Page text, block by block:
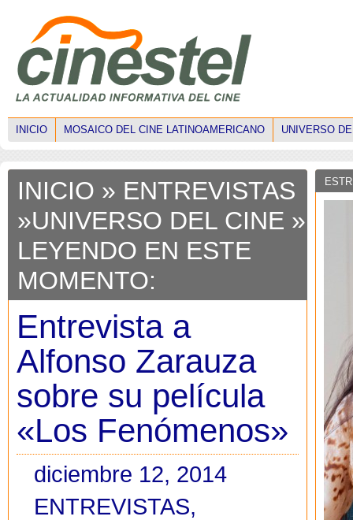
INICIO MOSAICO DEL CINE LATINOAMERICANO UNIVERSO
INICIO » ENTREVISTAS
»UNIVERSO DEL CINE »
LEYENDO EN ESTE
MOMENTO:
Entrevista a
Alfonso Zarauza
sobre su película
«Los Fenómenos»
diciembre 12, 2014
ENTREVISTAS,